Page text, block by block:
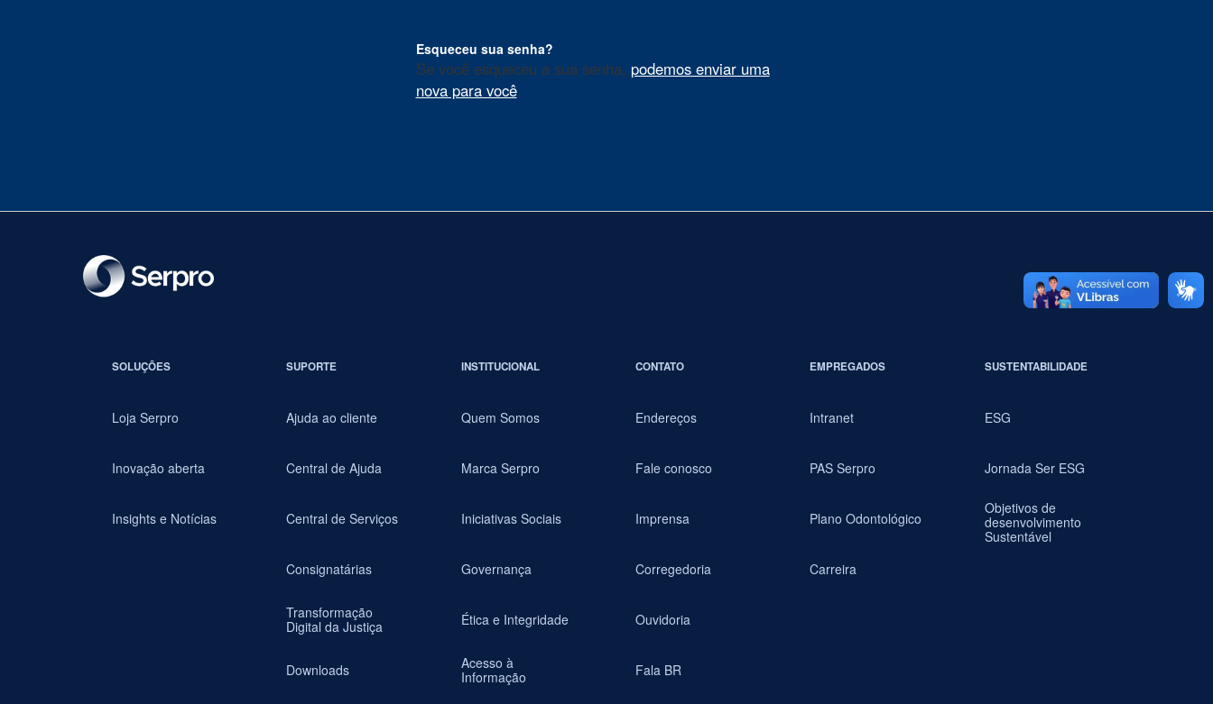
Esqueceu sua senha?
Se você esqueceu a sua senha, podemos enviar uma
nova para você.
SOLUÇÕES
Loja Serpro
Inovação aberta
Insights e Notícias
SUPORTE
Ajuda ao cliente
Central de Ajuda
Central de Serviços
Consignatárias
Transformação
Digital da Justiça
Downloads
INSTITUCIONAL
Quem Somos
Marca Serpro
Iniciativas Sociais
Governança
Ética e Integridade
Acesso à
Informação
CONTATO
Endereços
Fale conosco
Imprensa
Corregedoria
Ouvidoria
Fala BR
EMPREGADOS
Intranet
PAS Serpro
Plano Odontológico
Carreira
SUSTENTABILIDADE
ESG
Jornada Ser ESG
Objetivos de
desenvolvimento
Sustentável